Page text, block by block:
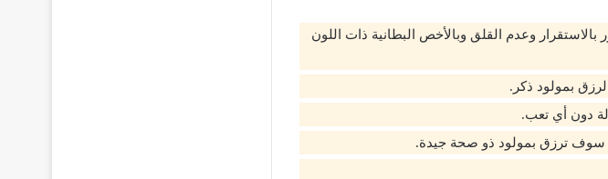
بالاستقرار وعدم القلق وبالأخص البطانية ذات اللون
بمولود ذكر.
دون أي تعب.
سوف ترزق بمولود ذو صحة جيدة.